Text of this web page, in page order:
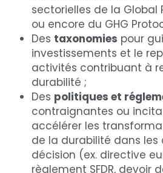
sectorielles de la Global
ou encore du GHG
Des taxonomies pour
investissements et le
activités contribuant à
durabilité ;
Des politiques et
contraignantes ou
accélérer les
de la durabilité dans les
décision (ex. directive
règlement SFDR, devoir